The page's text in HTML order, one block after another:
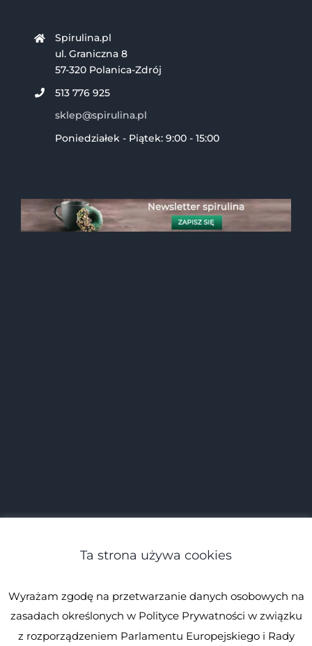
Spirulina.pl
ul. Graniczna 8
57-320 Polanica-Zdrój
513 776 925
sklep@spirulina.pl
Poniedziałek - Piątek: 9:00 - 15:00
Ta strona używa cookies
Wyrażam zgodę na przetwarzanie danych osobowych na
zasadach określonych w Polityce Prywatności w związku
z rozporządzeniem Parlamentu Europejskiego i Rady